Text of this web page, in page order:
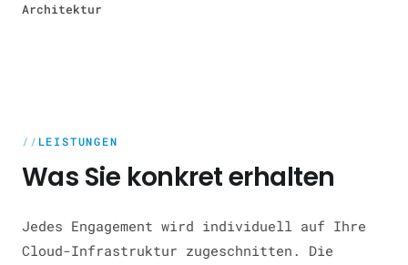
Architektur
LEISTUNGEN
Was Sie konkret erhalten
Jedes Engagement wird individuell auf Ihre
Cloud-Infrastruktur zugeschnitten. Die